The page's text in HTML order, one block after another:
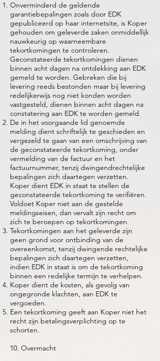
Onverminderd de geldende
garantiebepalingen zoals door EDK
gepubliceerd op haar internetsite, is Koper
gehouden om geleverde zaken onmiddellijk
nauwkeurig op waarneembare
tekortkomingen te controleren.
Geconstateerde tekortkomingen dienen
binnen acht dagen na ontdekking aan EDK
gemeld te worden. Gebreken die bij
levering reeds bestonden maar bij levering
redelijkerwijs nog niet konden worden
vastgesteld, dienen binnen acht dagen na
constatering aan EDK te worden gemeld.
De in het voorgaande lid genoemde
melding dient schriftelijk te geschieden en
vergezeld te gaan van een omschrijving van
de geconstateerde tekortkoming, onder
vermelding van de factuur en het
factuurnummer, tenzij dwingendrechtelijke
bepalingen zich daartegen verzetten.
Koper dient EDK in staat te stellen de
geconstateerde tekortkoming te verifiëren.
Voldoet Koper niet aan de gestelde
meldingseisen, dan vervalt zijn recht om
zich te beroepen op tekortkomingen.
Tekortkomingen aan het geleverde zijn
geen grond voor ontbinding van de
overeenkomst, tenzij dwingende rechtelijke
bepalingen zich daartegen verzetten,
indien EDK in staat is om de tekortkoming
binnen een redelijke termijn te verhelpen.
Koper dient de kosten, als gevolg van
ongegronde klachten, aan EDK te
vergoeden.
Een tekortkoming geeft aan Koper niet het
recht zijn betalingsverplichting op te
schorten.
10. Overmacht